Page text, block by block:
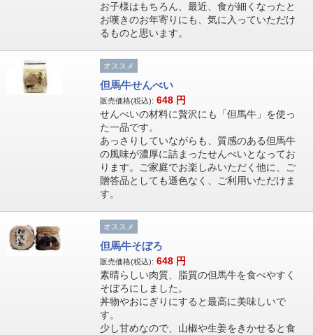
お子様はもちろん、最近、食が細くなったと
お嘆きのお年寄りにも、気に入っていただけ
るものと思います。
オススメ
但馬牛せんべい
販売価格(税込): 648 円
せんべいの材料に贅沢にも「但馬牛」を使っ
た一品です。
あっさりしていながらも、質感のある但馬牛
の風味が濃厚に詰まったせんべいとなってお
ります。ご家庭でお楽しみいただく他に、ご
贈答品としても遜色なく、ご利用いただけま
す。
オススメ
但馬牛そぼろ
販売価格(税込): 648 円
素晴らしい肉質、脂質の但馬牛を食べやすく
そぼろにしました。
丼物やおにぎりにすると最高に美味しいで
す。
少し甘めなので、山椒や生姜をきかせると食